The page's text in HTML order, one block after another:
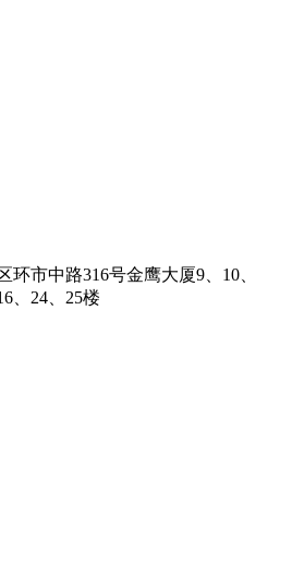
环市中路316号金鹰大厦9、10、
、24、25楼